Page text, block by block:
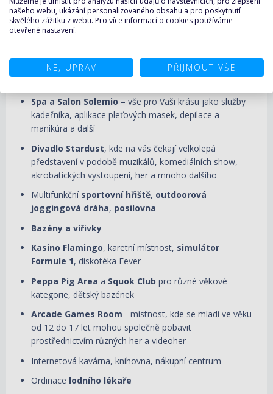
Paloma Restaurant, Pod Stars Restaurant, Blue Moon
Club Restaurant
Bar, Wien Wien Bar, Rick Bar, Around the Clock Lounge,
Spa a Salon Solemio – vše pro Vaši krásu jako služby
kadeřníka, aplikace pleťových masek, depilace a
manikúra a další
Divadlo Stardust, kde na vás čekají velkolepá
představení v podobě muzikálů, komediálních show,
akrobatických vystoupení, her a mnoho dalšího
Multifunkční sportovní hřiště, outdoorová
joggingová dráha, posilovna
Bazény a vířivky
Kasino Flamingo, karetní místnost, simulátor
Formule 1, diskotéka Fever
Peppa Pig Area a Squok Club pro různé věkové
kategorie, dětský bazének
Arcade Games Room - místnost, kde se mladí ve věku
od 12 do 17 let mohou společně pobavit
prostřednictvím různých her a videoher
Internetová kavárna, knihovna, nákupní centrum
Ordinace lodního lékaře
našeho webu, ukázání personalizovaného obsahu a pro poskytnutí
skvělého zážitku z webu. Pro více informací o cookies používáme
otevřené nastavení.
NE, UPRAV PŘIJMOUT VŠE